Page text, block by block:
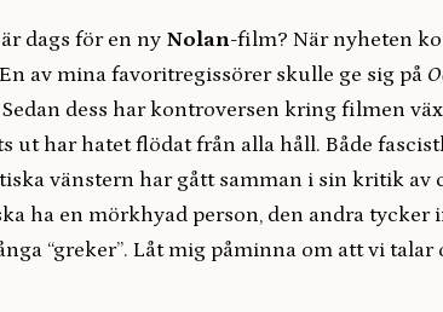
dags för en ny Nolan-film? När nyheten
av mina favoritregissörer skulle ge sig på
dess har kontroversen kring filmen
ut har hatet flödat från alla håll. Både
vänstern har gått samman i sin kritik av
ha en mörkhyad person, den andra tycker
“greker”. Låt mig påminna om att vi talar